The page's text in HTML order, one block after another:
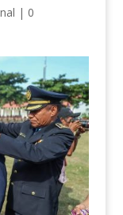
| 0